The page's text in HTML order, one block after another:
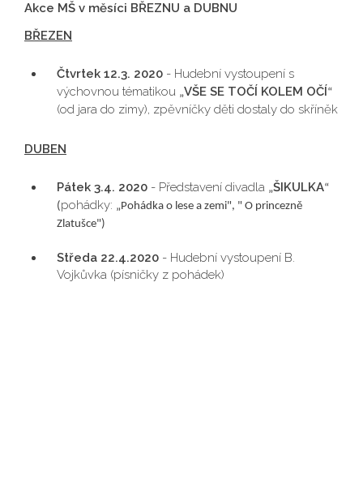
Akce MŠ v měsíci BŘEZNU a DUBNU
BŘEZEN
Čtvrtek 12.3. 2020 - Hudební vystoupení s
výchovnou tématikou „VŠE SE TOČÍ KOLEM OČÍ“
(od jara do zimy), zpěvníčky děti dostaly do skříněk
DUBEN
Pátek 3.4. 2020 - Představení divadla „ŠIKULKA“
(pohádky: „Pohádka o lese a zemi", " O princezně
Zlatušce")
Středa 22.4.2020 - Hudební vystoupení B.
Vojkůvka (písničky z pohádek)